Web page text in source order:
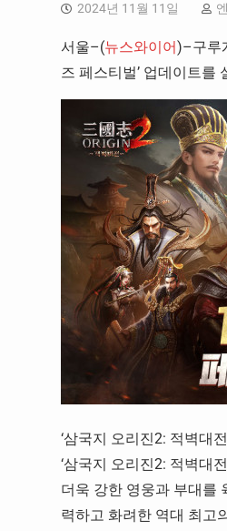
2024년 11월 11일
서울–(뉴스와이어)–구루
즈 페스티벌’ 업데이트를
‘삼국지 오리진2: 적벽대
‘삼국지 오리진2: 적벽대
더욱 강한 영웅과 부대를
력하고 화려한 역대 최고